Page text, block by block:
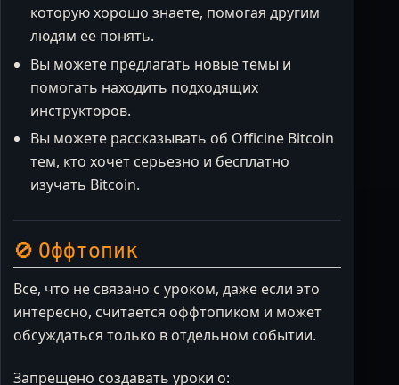
которую хорошо знаете, помогая другим
людям ее понять.
Вы можете предлагать новые темы и
помогать находить подходящих
инструкторов.
Вы можете рассказывать об Officine Bitcoin
тем, кто хочет серьезно и бесплатно
изучать Bitcoin.
🚫 Оффтопик
Все, что не связано с уроком, даже если это
интересно, считается оффтопиком и может
обсуждаться только в отдельном событии.
Запрещено создавать уроки о: